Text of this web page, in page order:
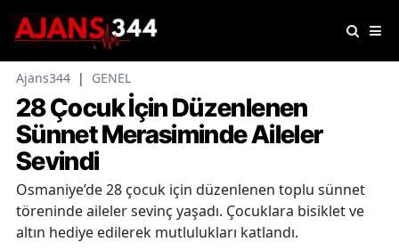
Ajans344 | GENEL
28 Çocuk İçin Düzenlenen
Sünnet Merasiminde Aileler
Sevindi
Osmaniye’de 28 çocuk için düzenlenen toplu sünnet
töreninde aileler sevinç yaşadı. Çocuklara bisiklet ve
altın hediye edilerek mutlulukları katlandı.